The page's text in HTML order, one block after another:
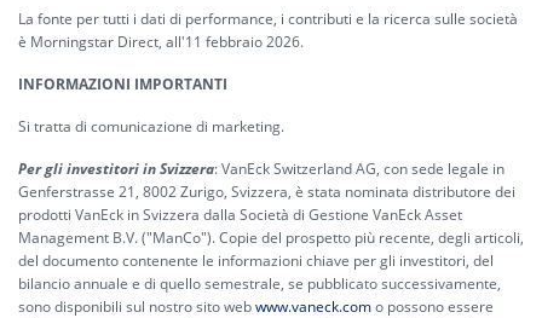
La fonte per tutti i dati di performance, i contributi e la ricerca sulle società
è Morningstar Direct, all'11 febbraio 2026.
INFORMAZIONI IMPORTANTI
Si tratta di comunicazione di marketing.
Per gli investitori in Svizzera: VanEck Switzerland AG, con sede legale in
Genferstrasse 21, 8002 Zurigo, Svizzera, è stata nominata distributore dei
prodotti VanEck in Svizzera dalla Società di Gestione VanEck Asset
Management B.V. ("ManCo"). Copie del prospetto più recente, degli articoli,
del documento contenente le informazioni chiave per gli investitori, del
bilancio annuale e di quello semestrale, se pubblicato successivamente,
sono disponibili sul nostro sito webwww.vaneck.como possono essere